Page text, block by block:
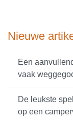
Nieuwe
Een
vaak
De leukste
op een